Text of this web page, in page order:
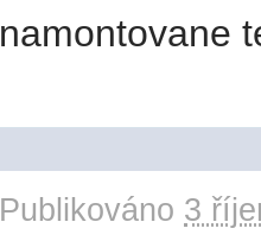
namontovane
Publikováno 3